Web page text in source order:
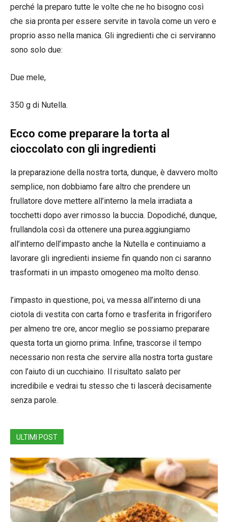
perché la preparo tutte le volte che ne ho bisogno così
che sia pronta per essere servite in tavola come un vero e
proprio asso nella manica. Gli ingredienti che ci serviranno
sono solo due:
Due mele,
350 g di Nutella.
Ecco come preparare la torta al
cioccolato con gli ingredienti
la preparazione della nostra torta, dunque, è davvero molto
semplice, non dobbiamo fare altro che prendere un
frullatore dove mettere all’interno la mela irradiata a
tocchetti dopo aver rimosso la buccia. Dopodiché, dunque,
frullandola così da ottenere una purea.aggiungiamo
all’interno dell’impasto anche la Nutella e continuiamo a
lavorare gli ingredienti insieme fin quando non ci saranno
trasformati in un impasto omogeneo ma molto denso.
l’impasto in questione, poi, va messa all’interno di una
ciotola di vestita con carta forno e trasferita in frigorifero
per almeno tre ore, ancor meglio se possiamo preparare
questa torta un giorno prima. Infine, trascorse il tempo
necessario non resta che servire alla nostra torta gustare
con l’aiuto di un cucchiaino. Il risultato salato per
incredibile e vedrai tu stesso che ti lascerà decisamente
senza parole.
ULTIMI POST